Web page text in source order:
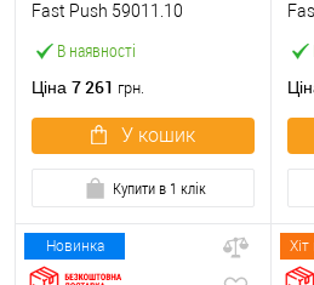
В наявності
Fast Push 59011.10
штанги
Ціна 7 261 грн.
У кошик
Купити в 1 клік
Новинка